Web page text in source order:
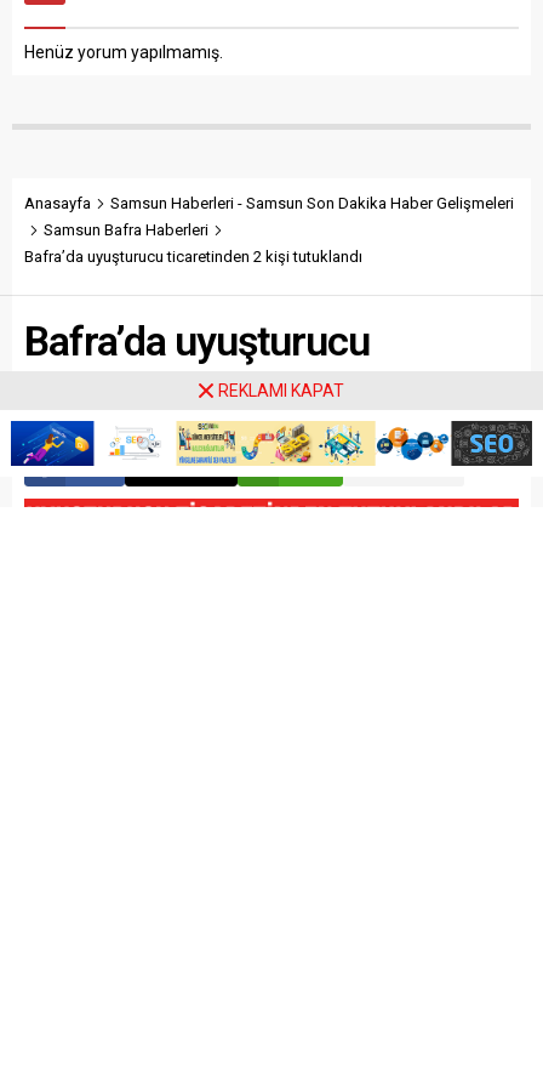
bir aracın sıkıştırması
sonucu direksiyon
Henüz yorum yapılmamış.
Anasayfa
Samsun Haberleri - Samsun Son Dakika Haber Gelişmeleri
Samsun Bafra Haberleri
Bafra’da uyuşturucu ticaretinden 2 kişi tutuklandı
Bafra’da uyuşturucu
ticaretinden 2 kişi tutuklandı
Paylaş Tweetle Gönder
REKLAMI KAPAT